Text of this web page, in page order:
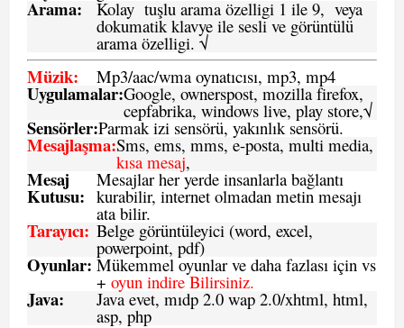
Arama: Kolay tuşlu arama özelligi 1 ile 9, veya
dokumatik klavye ile sesli ve görüntülü
arama özelligi. √
Müzik: Mp3/aac/wma oynatıcısı, mp3, mp4
Uygulamalar:Google, ownerspost, mozilla firefox,
cepfabrika, windows live, play store,√
Sensörler:Parmak izi sensörü, yakınlık sensörü.
Mesajlaşma:Sms, ems, mms, e-posta, multi media,
kısa mesaj,
Mesaj
Kutusu:
Mesajlar her yerde insanlarla bağlantı
kurabilir, internet olmadan metin mesajı
ata bilir.
Tarayıcı: Belge görüntüleyici (word, excel,
powerpoint, pdf)
Oyunlar: Mükemmel oyunlar ve daha fazlası için vs
+ oyun indire Bilirsiniz.
Java: Java evet, mıdp 2.0 wap 2.0/xhtml, html,
asp, php